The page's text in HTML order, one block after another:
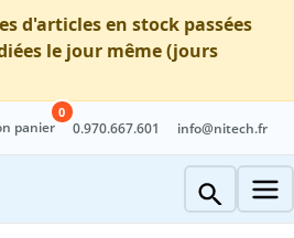
d'articles en stock passées
le jour même (jours
panier
0
0.970.667.601 info@nitech.fr